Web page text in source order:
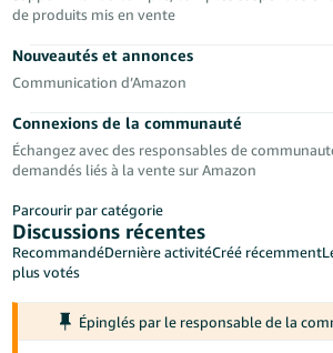
- ES
English
- FR
de produits mis en vente
Nouveautés et annonces
Communication d’Amazon
Connexions de la communauté
Échangez avec des responsables de
demandés liés à la vente sur Amazon
Parcourir par catégorie
Discussions récentes
RecommandéDernière activitéCréé récemment
plus votés
Épinglés par le responsable de la